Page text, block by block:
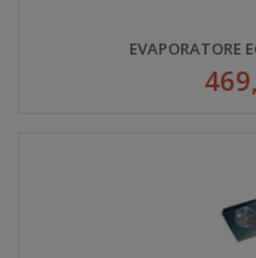
EVAPORATORE